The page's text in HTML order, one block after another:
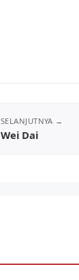
Wei Dai